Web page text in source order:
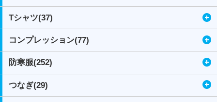
Tシャツ(37)
コンプレッション(77)
防寒服(252)
つなぎ(29)